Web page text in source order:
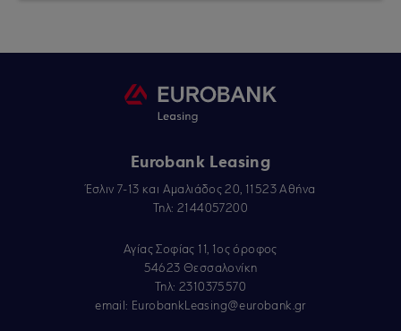
Eurobank Leasing
Έσλιν 7-13 και Αμαλιάδος 20, 11523 Αθήνα
Τηλ: 2144057200
Αγίας Σοφίας 11, 1ος όροφος
54623 Θεσσαλονίκη
Τηλ: 2310375570
email: EurobankLeasing@eurobank.gr